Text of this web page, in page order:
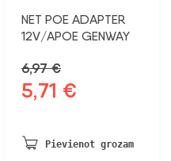
NET POE ADAPTER
12V/APOE GENWAY
6,97€
Sākotnējā
6,97 €.
5,71 €
5,71 €.
Pievienot grozam